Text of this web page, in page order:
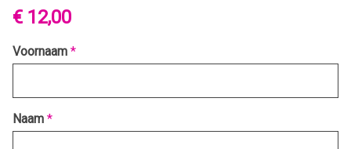
€ 12,00
Voornaam *
Naam *